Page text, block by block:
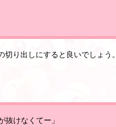
り出しにすると良いでしょう。
抜けなくてー」